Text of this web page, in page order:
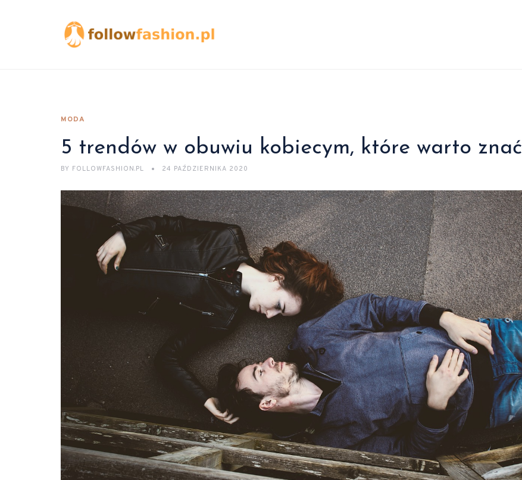
MODA
5 trendów w obuwiu kobiecym, które warto znać
BY FOLLOWFASHION.PL 24 PAŹDZIERNIKA 2020